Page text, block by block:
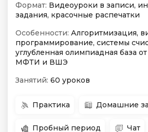
Формат: Видеоуроки в записи,
задания, красочные распечатки
Особенности: Алгоритмизация,
программирование, системы
углубленная олимпиадная база
МФТИ и ВШЭ
Занятий: 60 уроков
Практика Домашние
Пробный период Чат